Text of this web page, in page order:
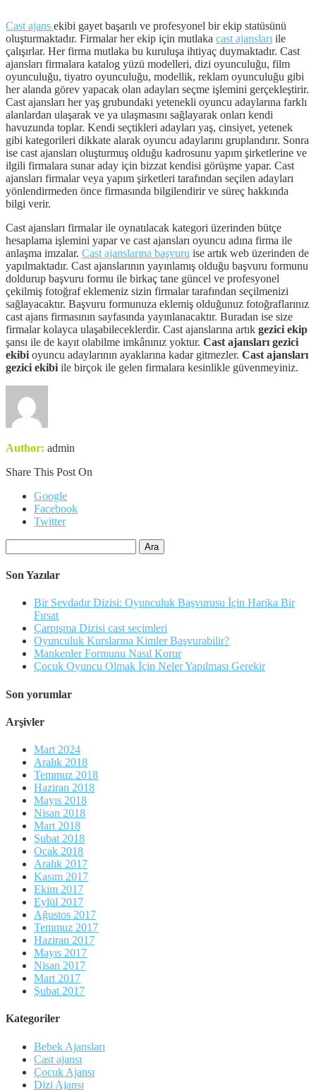
Cast ajans ekibi gayet başarılı ve profesyonel bir ekip statüsünü
oluşturmaktadır. Firmalar her ekip için mutlaka cast ajansları ile
çalışırlar. Her firma mutlaka bu kuruluşa ihtiyaç duymaktadır. Cast
ajansları firmalara katalog yüzü modelleri, dizi oyunculuğu, film
oyunculuğu, tiyatro oyunculuğu, modellik, reklam oyunculuğu gibi
her alanda görev yapacak olan adayları seçme işlemini gerçekleştirir.
Cast ajansları her yaş grubundaki yetenekli oyuncu adaylarına farklı
alanlardan ulaşarak ve ya ulaşmasını sağlayarak onları kendi
havuzunda toplar. Kendi seçtikleri adayları yaş, cinsiyet, yetenek
gibi kategorileri dikkate alarak oyuncu adaylarını gruplandırır. Sonra
ise cast ajansları oluşturmuş olduğu kadrosunu yapım şirketlerine ve
ilgili firmalara sunar aday için bizzat kendisi görüşme yapar. Cast
ajansları firmalar veya yapım şirketleri tarafından seçilen adayları
yönlendirmeden önce firmasında bilgilendirir ve süreç hakkında
bilgi verir.
Cast ajansları firmalar ile oynatılacak kategori üzerinden bütçe
hesaplama işlemini yapar ve cast ajansları oyuncu adına firma ile
anlaşma imzalar. Cast ajanslarına başvuru ise artık web üzerinden de
yapılmaktadır. Cast ajanslarının yayınlamış olduğu başvuru formunu
doldurup başvuru formu ile birkaç tane güncel ve profesyonel
çekilmiş fotoğraf eklemeniz sizin firmalar tarafından seçilmenizi
sağlayacaktır. Başvuru formunuza eklemiş olduğunuz fotoğraflarınız
cast ajans firmasının sayfasında yayınlanacaktır. Buradan ise size
firmalar kolayca ulaşabileceklerdir. Cast ajanslarına artık gezici ekip
şansı ile de kayıt olabilme imkânınız yoktur. Cast ajansları gezici
ekibi oyuncu adaylarının ayaklarına kadar gitmezler. Cast ajansları
gezici ekibi ile birçok ile gelen firmalara kesinlikle güvenmeyiniz.
Author: admin
Share This Post On
Google
Facebook
Twitter
Son Yazılar
Bir Sevdadır Dizisi: Oyunculuk Başvurusu İçin Harika Bir
Fırsat
Çarpışma Dizisi cast seçimleri
Oyunculuk Kurslarına Kimler Başvurabilir?
Mankenler Formunu Nasıl Korur
Çocuk Oyuncu Olmak İçin Neler Yapılması Gerekir
Son yorumlar
Arşivler
Mart 2024
Aralık 2018
Temmuz 2018
Haziran 2018
Mayıs 2018
Nisan 2018
Mart 2018
Şubat 2018
Ocak 2018
Aralık 2017
Kasım 2017
Ekim 2017
Eylül 2017
Ağustos 2017
Temmuz 2017
Haziran 2017
Mayıs 2017
Nisan 2017
Mart 2017
Şubat 2017
Kategoriler
Bebek Ajansları
Cast ajansı
Çocuk Ajansı
Dizi Ajansı